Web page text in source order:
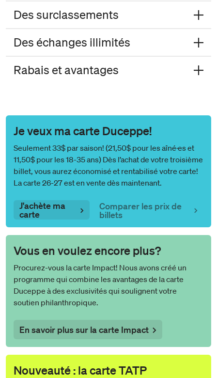
Des surclassements
Des échanges illimités
Rabais et avantages
Je veux ma carte Duceppe!
Seulement 33$ par saison! (21,50$ pour les aîné·es et
11,50$ pour les 18-35 ans) Dès l’achat de votre troisième
billet, vous aurez économisé et rentabilisé votre carte!
La carte 26-27 est en vente dès maintenant.
J'achète ma
carte
Comparer les prix de
billets
Vous en voulez encore plus?
Procurez-vous la carte Impact! Nous avons créé un
programme qui combine les avantages de la carte
Duceppe à des exclusivités qui soulignent votre
soutien philanthropique.
En savoir plus sur la carte Impact
Nouveauté : la carte TATP